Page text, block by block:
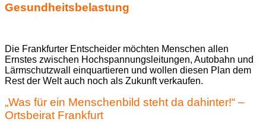
Gesundheitsbelastung
Die Frankfurter Entscheider möchten Menschen allen
Ernstes zwischen Hochspannungsleitungen, Autobahn und
Lärmschutzwall einquartieren und wollen diesen Plan dem
Rest der Welt auch noch als Zukunft verkaufen.
„Was für ein Menschenbild steht da dahinter!“ –
Ortsbeirat Frankfurt